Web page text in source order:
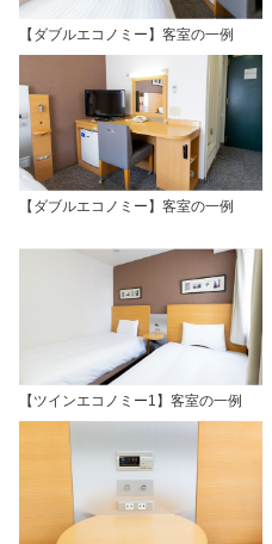
【ダブルエコノミー】客室の一例
【ダブルエコノミー】客室の一例
【ツインエコノミー1】客室の一例